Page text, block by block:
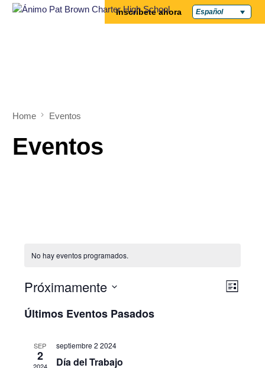
Inscríbete ahora Español
Home Eventos
Eventos
No hay eventos programados.
Lista
Próximamente
fecha.
Últimos Eventos Pasados
SEP
2
septiembre 2 2024
Día del Trabajo